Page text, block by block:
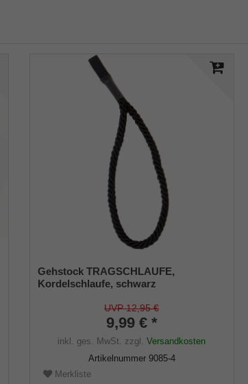
Gehstock TRAGSCHLAUFE,
Kordelschlaufe, schwarz
UVP 12,95 €
9,99 € *
inkl. ges. MwSt. zzgl.Versandkosten
Artikelnummer 9085-4
Merkliste